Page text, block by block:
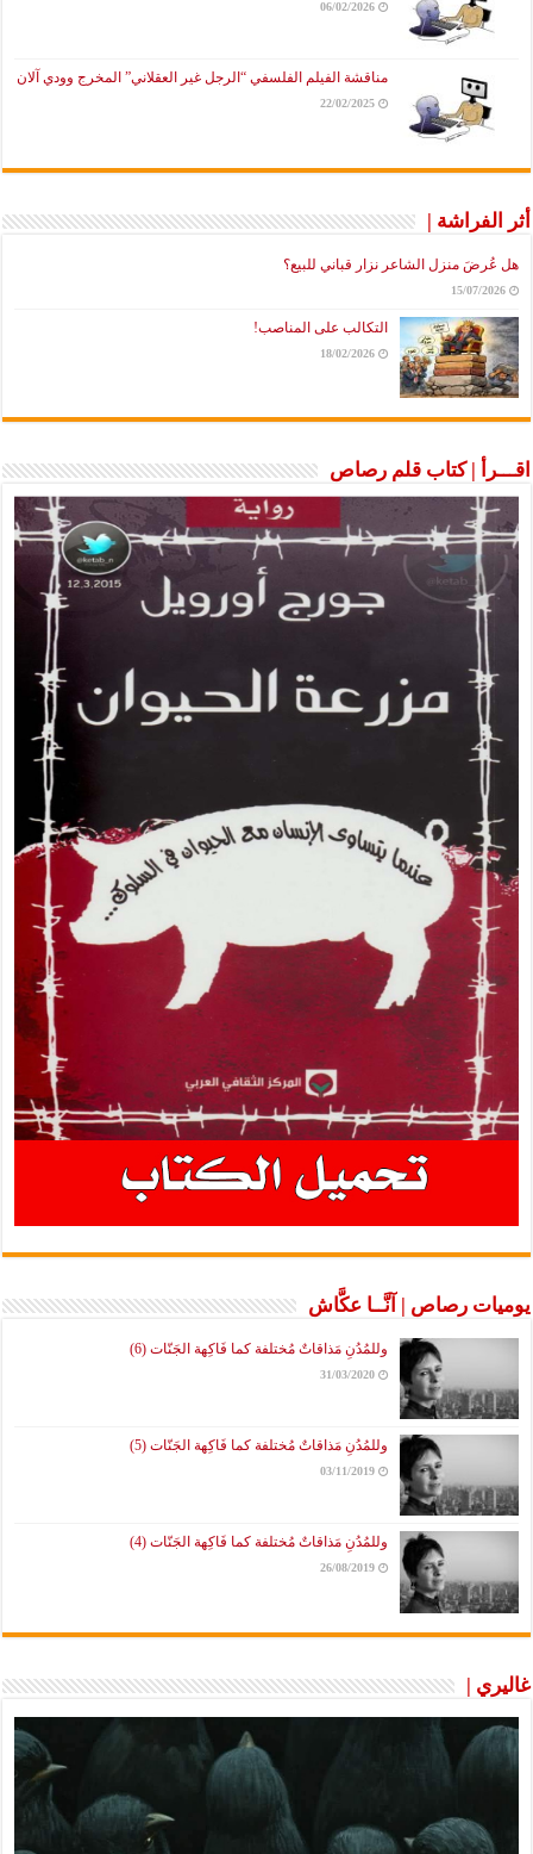
06/02/2026
مناقشة الفيلم الفلسفي “الرجل غير العقلاني” المخرج وودي آلان
22/02/2025
أثر الفراشة |
هل عُرضَ منزل الشاعر نزار قباني للبيع؟
15/07/2026
التكالب على المناصب!
18/02/2026
اقـــرأ | كتاب قلم رصاص
يوميات رصاص | آنَّــا عكَّاش
وللمُدُنِ مَذاقاتٌ مُختلفة كما فَاكِهة الجَنّات (6)
31/03/2020
وللمُدُنِ مَذاقاتٌ مُختلفة كما فَاكِهة الجَنّات (5)
03/11/2019
وللمُدُنِ مَذاقاتٌ مُختلفة كما فَاكِهة الجَنّات (4)
26/08/2019
غاليري |